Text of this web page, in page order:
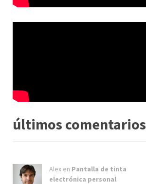
últimos comentarios
Alex en Pantalla de tinta
electrónica personal